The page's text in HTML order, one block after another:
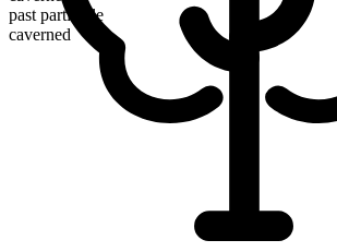
past participle
caverned